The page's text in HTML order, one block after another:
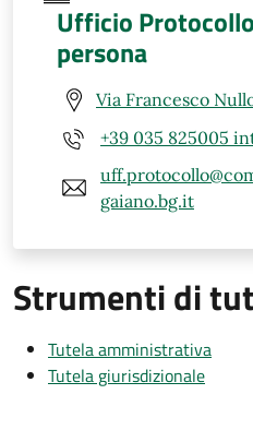
Ufficio
persona
Via Francesco
+39 035 825005
gaiano.bg.it
Strumenti di
Tutela amministrativa
Tutela giurisdizionale